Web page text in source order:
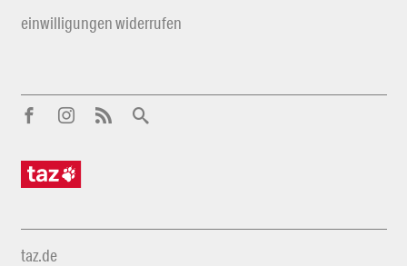
einwilligungen widerrufen
taz.de